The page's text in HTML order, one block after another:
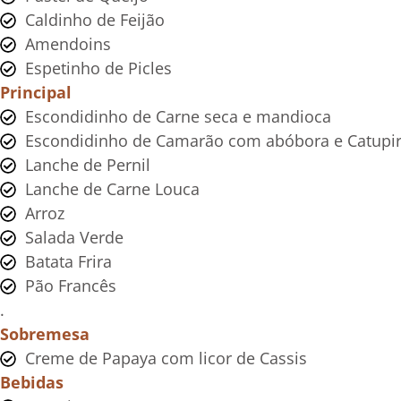
Caldinho de Feijão
Amendoins
Espetinho de Picles
Principal
Escondidinho de Carne seca e mandioca
Escondidinho de Camarão com abóbora e
Lanche de Pernil
Lanche de Carne Louca
Arroz
Salada Verde
Batata Frira
Pão Francês
.
Sobremesa
Creme de Papaya com licor de Cassis
Bebidas